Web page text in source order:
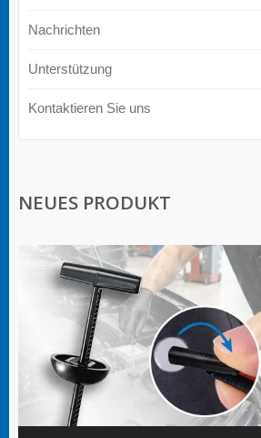
Nachrichten
Unterstützung
Kontaktieren Sie uns
NEUES PRODUKT